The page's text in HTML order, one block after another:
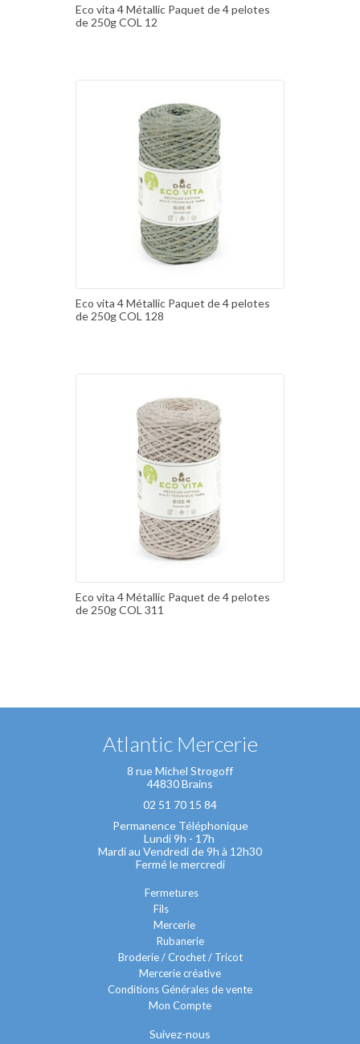
Eco vita 4 Métallic Paquet de 4 pelotes
de 250g COL 12
Eco vita 4 Métallic Paquet de 4 pelotes
de 250g COL 128
Eco vita 4 Métallic Paquet de 4 pelotes
de 250g COL 311
Atlantic Mercerie
8 rue Michel Strogoff
44830 Brains
02 51 70 15 84
Permanence Téléphonique
Lundi 9h - 17h
Mardi au Vendredi de 9h à 12h30
Fermé le mercredi
Fermetures
Fils
Mercerie
Rubanerie
Broderie / Crochet / Tricot
Mercerie créative
Conditions Générales de vente
Mon Compte
Suivez-nous